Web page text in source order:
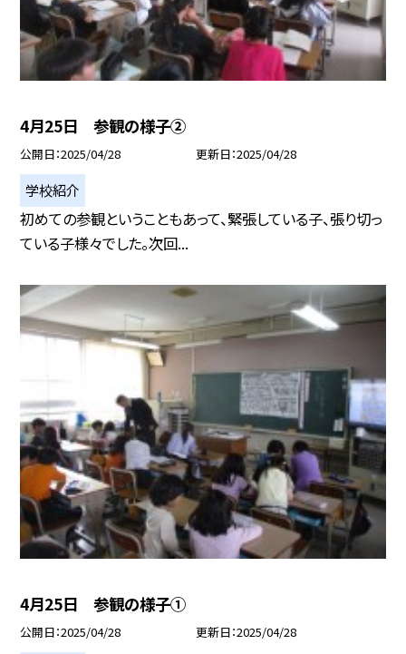
4月25日 参観の様子②
公開日 2025/04/28 更新日 2025/04/28
学校紹介
初めての参観ということもあって、緊張している子、張り切っ
ている子様々でした。次回...
4月25日 参観の様子①
公開日 2025/04/28 更新日 2025/04/28